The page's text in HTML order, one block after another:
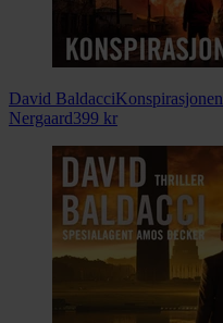
David BaldacciKonspirasjonen
Nergaard399 kr